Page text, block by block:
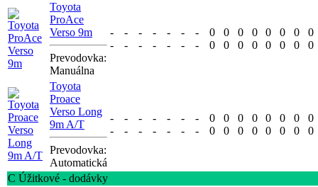
Toyota
ProAce
Verso 9m
Prevodovka:
Manuálna
-
-
-
-
-
-
-
-
-
-
-
-
-
-
0
0
0
0
0
0
0
0
0
0
0
0
0
0
0
0
Toyota
Proace
Verso Long
9m A/T
Prevodovka:
Automatická
-
-
-
-
-
-
-
-
-
-
-
-
-
-
0
0
0
0
0
0
0
0
0
0
0
0
0
0
0
0
C Úžitkové - dodávky